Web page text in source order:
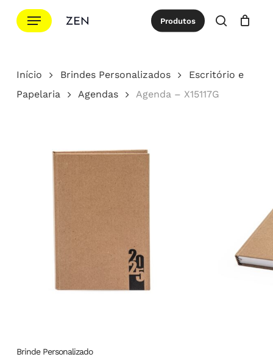
para
principal
Menu Produtos
procurar
Cotação Close
Início Brindes Personalizados
Escritório e
Papelaria
Agendas Agenda – X15117G
Brinde Personalizado